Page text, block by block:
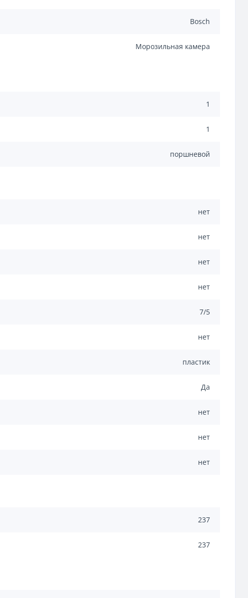
Bosch
Морозильная камера
1
1
поршневой
нет
нет
нет
нет
7/5
нет
пластик
Да
нет
нет
нет
237
237